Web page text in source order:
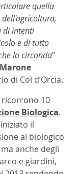
quella
di intenti
e di tutto
lo circonda”
di Col d’Orcia.
ricorrono 10
Biologica.
il
al biologico
anche degli
e giardini,